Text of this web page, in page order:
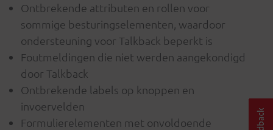
Ontbrekende attributen en rollen voor
sommige besturingselementen, waardoor
ondersteuning voor Talkback beperkt is
Foutmeldingen die niet werden aangekondigd
door Talkback
Ontbrekende labels op knoppen en
invoervelden
Formulierelementen met onvoldoende